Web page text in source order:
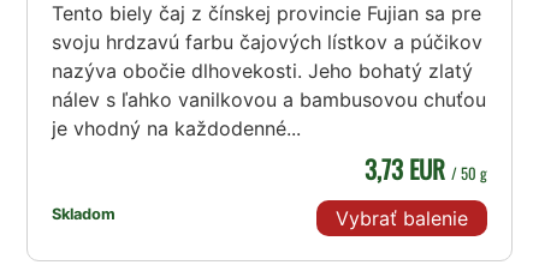
Tento biely čaj z čínskej provincie Fujian sa pre
svoju hrdzavú farbu čajových lístkov a púčikov
nazýva obočie dlhovekosti. Jeho bohatý zlatý
nálev s ľahko vanilkovou a bambusovou chuťou
je vhodný na každodenné...
Skladom
3,73 EUR / 50 g
Vybrať balenie